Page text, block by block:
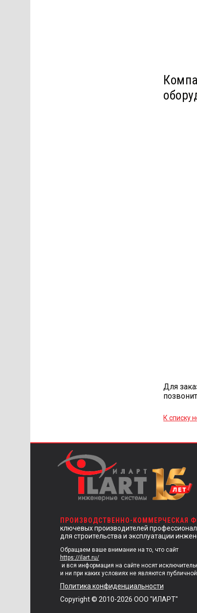
Для
К списку
ПРОИЗВОДСТВЕННО-КОММЕРЧЕСКАЯ
ключевых производителей
для строительства и эксплуатации
Обращаем ваше внимание на то, что сайт
https://ilart.ru/
и вся информация на сайте носят
и ни при каких условиях не являются
Политика конфиденциальности
Copyright © 2010-2026 ООО "ИЛАРТ"